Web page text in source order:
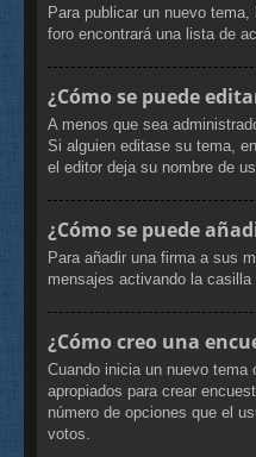
Para publicar un nuevo
foro encontrará una lista de
¿Cómo se puede
A menos que sea
Si alguien editase su tema,
el editor deja su nombre de
¿Cómo se puede
Para añadir una firma a sus
mensajes activando la
¿Cómo creo una
Cuando inicia un nuevo
apropiados para crear
número de opciones que el
votos.